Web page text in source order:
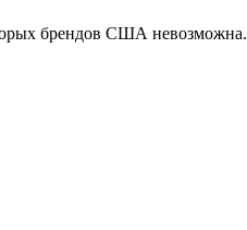
брендов США